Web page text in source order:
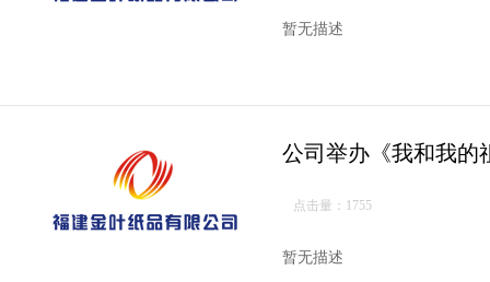
暂无描述
公司举办《我和我的
点击量：1755
暂无描述